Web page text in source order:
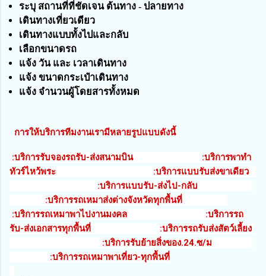
ระบุ สถานที่ที่ชัดเจน ต้นทาง - ปลายทาง
เดินทางเที่ยวเดียว
เดินทางแบบทั้งไปและกลับ
เลือกขนาดรถ
แจ้ง วัน และ เวลาเดินทาง
แจ้ง ขนาดกระเป๋าเดินทาง
แจ้ง จำนวนผู้โดยสารทั้งหมด
การให้บริการทีมงานเรามีหลายรูปแบบดังนี้
:บริการรับจองรถรับ-ส่งสนามบิน :บริการพาทำ
ทัวร์ไหว้พระ :บริการแบบรับส่งขาเดียว
:บริการแบบรับ-ส่งไป-กลับ
:บริการรถเหมาส่งต่างจังหวัดทุกพื้นที่
:บริการรถเหมาพาไปงานมงคล :บริการรถ
รับ-ส่งเอกสารทุกพื้นที่ :บริการรถรับส่งสัตว์เลี้ยง
:บริการรับย้ายสิ่งของ.24.ซ/ม
:บริการรถเหมาพาเที่ยว-ทุกพื้นที่